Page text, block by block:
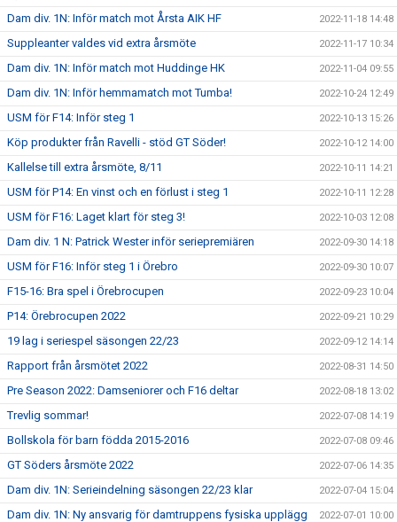
Dam div. 1N: Inför match mot Årsta AIK HF 2022-11-18 14:48
Suppleanter valdes vid extra årsmöte 2022-11-17 10:34
Dam div. 1N: Inför match mot Huddinge HK 2022-11-04 09:55
Dam div. 1N: Inför hemmamatch mot Tumba! 2022-10-24 12:49
USM för F14: Inför steg 1 2022-10-13 15:26
Köp produkter från Ravelli - stöd GT Söder! 2022-10-12 14:00
Kallelse till extra årsmöte, 8/11 2022-10-11 14:21
USM för P14: En vinst och en förlust i steg 1 2022-10-11 12:28
USM för F16: Laget klart för steg 3! 2022-10-03 12:08
Dam div. 1 N: Patrick Wester inför seriepremiären 2022-09-30 14:18
USM för F16: Inför steg 1 i Örebro 2022-09-30 10:07
F15-16: Bra spel i Örebrocupen 2022-09-23 10:04
P14: Örebrocupen 2022 2022-09-21 10:29
19 lag i seriespel säsongen 22/23 2022-09-12 14:14
Rapport från årsmötet 2022 2022-08-31 14:50
Pre Season 2022: Damseniorer och F16 deltar 2022-08-18 13:02
Trevlig sommar! 2022-07-08 14:19
Bollskola för barn födda 2015-2016 2022-07-08 09:46
GT Söders årsmöte 2022 2022-07-06 14:35
Dam div. 1N: Serieindelning säsongen 22/23 klar 2022-07-04 15:04
Dam div. 1N: Ny ansvarig för damtruppens fysiska upplägg 2022-07-01 10:00